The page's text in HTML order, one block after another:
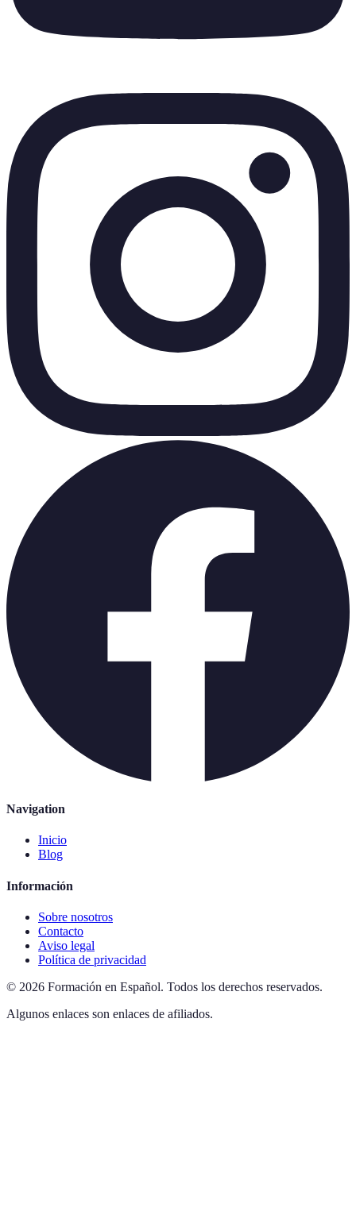
Navigation
Inicio
Blog
Información
Sobre nosotros
Contacto
Aviso legal
Política de privacidad
© 2026 Formación en Español. Todos los derechos reservados.
Algunos enlaces son enlaces de afiliados.